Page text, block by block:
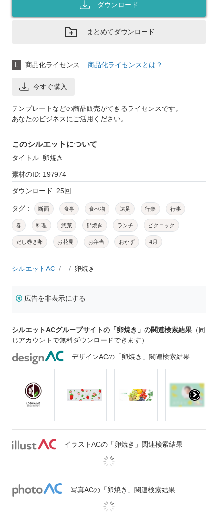
ダウンロード
まとめてダウンロード
L 商品化ライセンス 商品化ライセンスとは？
今すぐ購入
テンプレートなどの商品販売ができるライセンスです。
あなたのビジネスにご活用ください。
このシルエットについて
タイトル: 卵焼き
素材のID: 197974
ダウンロード: 25回
タグ： 断面 食事 食べ物 遠足 行楽 行事
春 料理 惣菜 卵焼き ランチ ピクニック
だし巻き卵 お花見 お弁当 おかず 4月
シルエットAC 卵焼き
広告を非表示にする
シルエットACグループサイトの「卵焼き」の関連検索結果 （同
じアカウントで無料ダウンロードできます）
デザインACの「卵焼き」関連検索結果
イラストACの「卵焼き」関連検索結果
写真ACの「卵焼き」関連検索結果